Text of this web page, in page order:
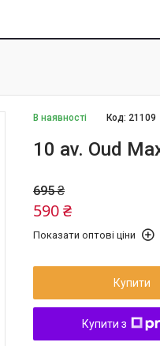
В наявності Код: 21109
10 av. Oud
695 ₴
590 ₴
Показати оптові ціни
Купити
Купити з